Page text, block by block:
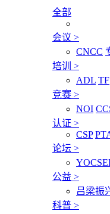
全部
会议 >
CNCC
培训 >
ADL TF
竞赛 >
NOI
认证 >
CSP
论坛 >
公益 >
吕梁振
科普 >